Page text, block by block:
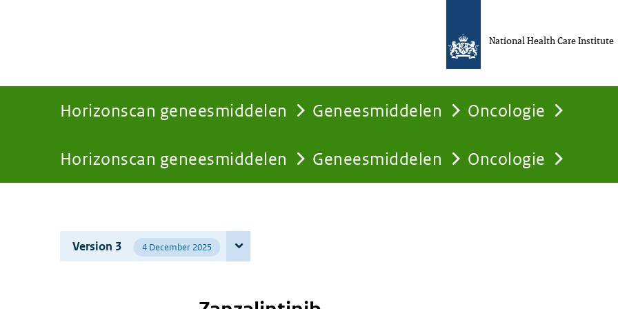
Horizonscan geneesmiddelen Geneesmiddelen Oncologie
You
here:
Horizonscan geneesmiddelen Geneesmiddelen Oncologie
National Health Care Institute
Version 3 4 December 2025